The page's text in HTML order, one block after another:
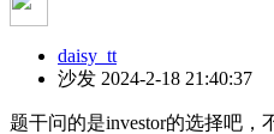
daisy_tt
沙发 2024-2-18 21:40:37
题干问的是investor的选择吧，